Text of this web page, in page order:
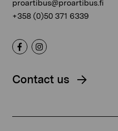
proartibus@proartibus.fi
+358 (0)50 371 6339
Contact us